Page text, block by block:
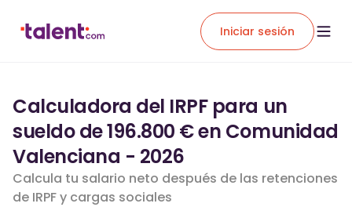
Iniciar sesión
Calculadora del IRPF para un
sueldo de 196.800 € en Comunidad
Valenciana - 2026
Calcula tu salario neto después de las retenciones
de IRPF y cargas sociales